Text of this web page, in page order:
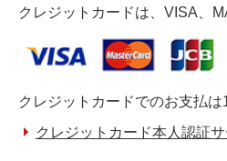
クレジットカードは、VISA、
クレジットカードでのお支払
クレジットカード本人認証